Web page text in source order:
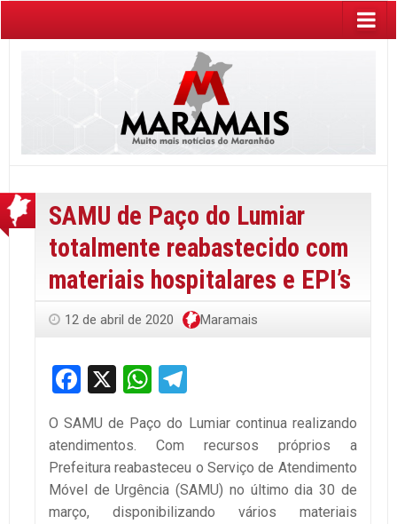
SAMU de Paço do Lumiar
totalmente reabastecido com
materiais hospitalares e EPI’s
12 de abril de 2020 Maramais
Facebook
X WhatsApp
O SAMU de Paço do Lumiar continua realizando
atendimentos. Com recursos próprios a
Prefeitura reabasteceu o Serviço de Atendimento
Móvel de Urgência (SAMU) no último dia 30 de
março, disponibilizando vários materiais